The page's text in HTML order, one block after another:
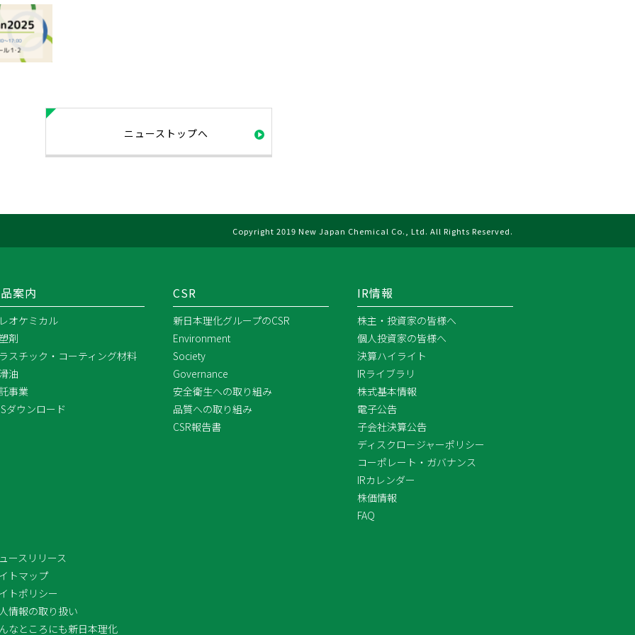
ニューストップへ
Copyright 2019 New Japan Chemical Co., Ltd. All Rights Reserved.
案内
オケミカル
剤
スチック・コーティング材料
油
事業
ダウンロード
CSR
新日本理化グループのCSR
Environment
Society
Governance
安全衛生への取り組み
品質への取り組み
CSR報告書
IR情報
株主・投資家の皆様へ
個人投資家の皆様へ
決算ハイライト
IRライブラリ
株式基本情報
電子公告
子会社決算公告
ディスクロージャーポリシー
コーポレート・ガバナンス
IRカレンダー
株価情報
FAQ
ースリリース
トマップ
トポリシー
情報の取り扱い
なところにも新日本理化